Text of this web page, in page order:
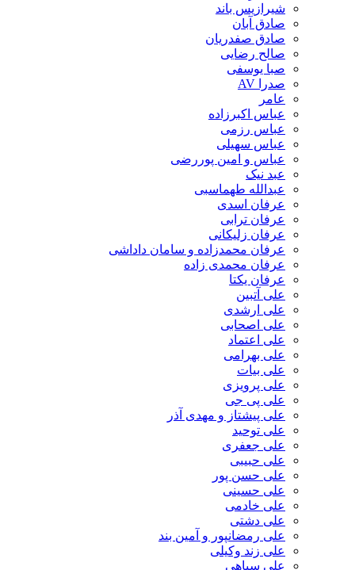
شیرازیس باند
صادق آبان
صادق صفدریان
صالح رضایی
صبا یوسفی
صدرا AV
عامر
عباس اکبرزاده
عباس رزمی
عباس سهیلی
عباس و امین پوررضی
عبد نیک
عبدالله طهماسبی‎
عرفان اسدی
عرفان ترابی
عرفان زلیکانی
عرفان محمدزاده و سامان داداشی
عرفان محمدی زاده
عرفان یکتا
علی آتبین
علی ارشدی
علی اصحابی
علی اعتماد
علی بهرامی
علی بیات
علی پرویزی
علی پی جی
علی پیشتاز و مهدی آذر
علی توحید
علی جعفری
علی حبیبی
علی حسن پور
علی حسینی
علی خادمی
علی دشتی
علی رمضانپور و آمین بند
علی زند وکیلی
علی سپاهی